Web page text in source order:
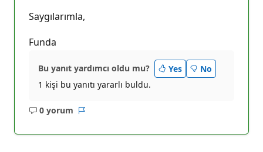
Saygılarımla,
Funda
Bu yanıt yardımcı oldu mu? Yes
No
1 kişi bu yanıtı yararlı buldu.
0 yorum
Açıklama